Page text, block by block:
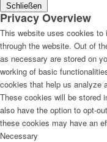
Schließen
Privacy Overview
This website uses cookies to
through the website. Out of
as necessary are stored on
working of basic
cookies that help us analyze
These cookies will be stored
also have the option to opt-
these cookies may have an
Necessary